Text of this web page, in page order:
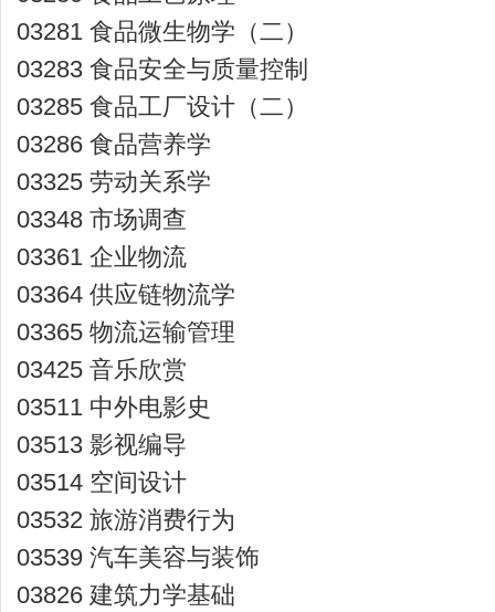
03281 食品微生物学（二）
03283 食品安全与质量控制
03285 食品工厂设计（二）
03286 食品营养学
03325 劳动关系学
03348 市场调查
03361 企业物流
03364 供应链物流学
03365 物流运输管理
03425 音乐欣赏
03511 中外电影史
03513 影视编导
03514 空间设计
03532 旅游消费行为
03539 汽车美容与装饰
03826 建筑力学基础